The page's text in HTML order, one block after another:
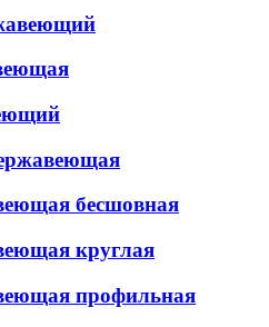
бесшовная
круглая
профильная